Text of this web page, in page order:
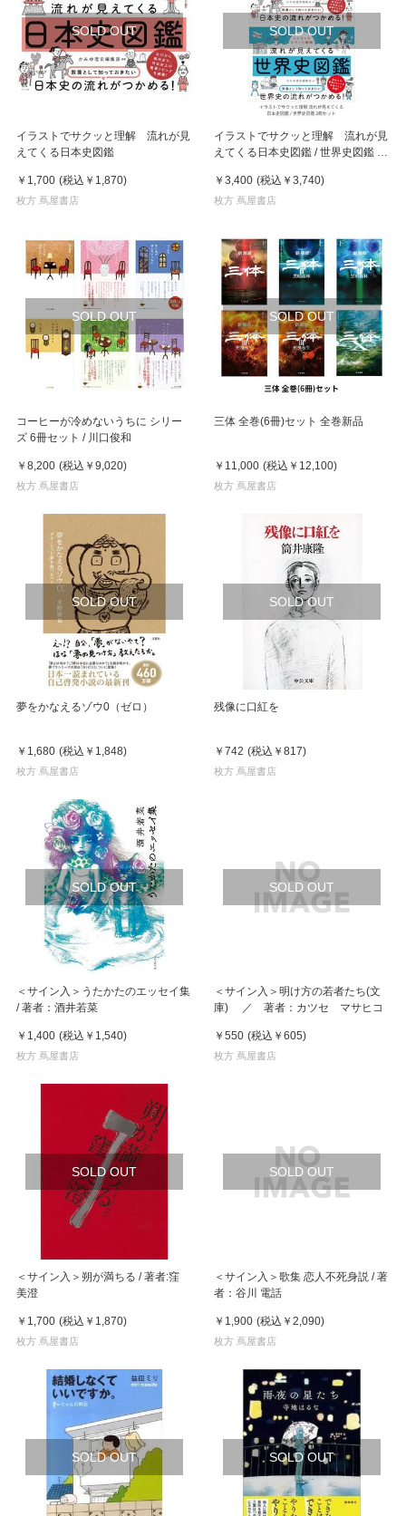
SOLD OUT
イラストでサクッと理解 流れが見
えてくる日本史図鑑
￥1,700 (税込 ￥1,870)
枚方 蔦屋書店
SOLD OUT
イラストでサクッと理解 流れが見
えてくる日本史図鑑 / 世界史図鑑 2
￥3,400 (税込 ￥3,740)
枚方 蔦屋書店
SOLD OUT
コーヒーが冷めないうちに シリー
ズ 6冊セット / 川口俊和
￥8,200 (税込 ￥9,020)
枚方 蔦屋書店
SOLD OUT
三体 全巻(6冊)セット 全巻新品
￥11,000 (税込 ￥12,100)
枚方 蔦屋書店
SOLD OUT
夢をかなえるゾウ0（ゼロ）
￥1,680 (税込 ￥1,848)
枚方 蔦屋書店
SOLD OUT
残像に口紅を
￥742 (税込 ￥817)
枚方 蔦屋書店
SOLD OUT
＜サイン入＞うたかたのエッセイ集
/ 著者：酒井若菜
￥1,400 (税込 ￥1,540)
枚方 蔦屋書店
SOLD OUT
＜サイン入＞明け方の若者たち(文
庫) ／ 著者：カツセ マサヒコ
￥550 (税込 ￥605)
枚方 蔦屋書店
SOLD OUT
＜サイン入＞朔が満ちる / 著者:窪
美澄
￥1,700 (税込 ￥1,870)
枚方 蔦屋書店
SOLD OUT
＜サイン入＞歌集 恋人不死身説 / 著
者：谷川 電話
￥1,900 (税込 ￥2,090)
枚方 蔦屋書店
SOLD OUT SOLD OUT